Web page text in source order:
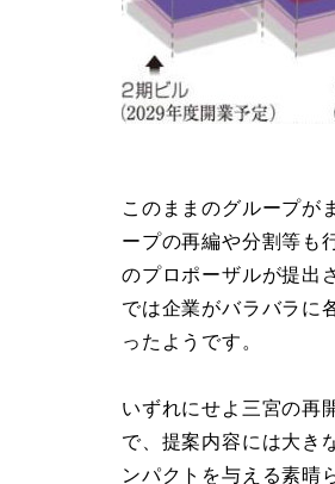
このままのグループが
ープの再編や分割等も
のプロポーザルが提出
では企業がバラバラに
ったようです。
いずれにせよ三宮の再
で、提案内容には大き
ンパクトを与える素晴